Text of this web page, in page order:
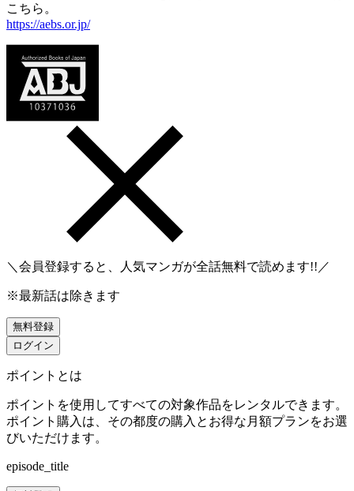
こちら。
https://aebs.or.jp/
＼会員登録すると、人気マンガが全話無料で読めます!!／
※最新話は除きます
無料登録
ログイン
ポイントとは
ポイントを使用してすべての対象作品をレンタルできます。
ポイント購入は、その都度の購入とお得な月額プランをお選
びいただけます。
episode_title